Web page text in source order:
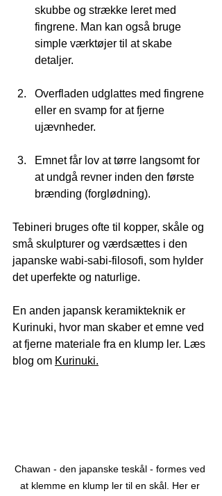
skubbe og strække leret med
fingrene. Man kan også bruge
simple værktøjer til at skabe
detaljer.
Overfladen udglattes med fingrene
eller en svamp for at fjerne
ujævnheder.
Emnet får lov at tørre langsomt for
at undgå revner inden den første
brænding (forglødning).
Tebineri bruges ofte til kopper, skåle og
små skulpturer og værdsættes i den
japanske wabi-sabi-filosofi, som hylder
det uperfekte og naturlige.
En anden japansk keramikteknik er
Kurinuki, hvor man skaber et emne ved
at fjerne materiale fra en klump ler. Læs
blog om Kurinuki.
Chawan - den japanske teskål - formes ved
at klemme en klump ler til en skål. Her er